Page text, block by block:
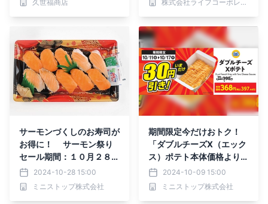
時発売【久世福商店・サン
久世福商店
るとライフのポイントが実
株式会社ライフコーポレーション
サーモンづくしのお寿司が
お得に！ サーモン祭り
セール期間：１０月２８日
（月）～１１月３日（日）
2024-10-28 15:00
ミニストップ株式会社
期間限定今だけおトク！
「ダブルチーズX（エック
ス）ポテト本体価格より３
０円引き」 １０月１１日
（金）～１０月１７日
（木）
2024-10-09 15:00
ミニストップ株式会社